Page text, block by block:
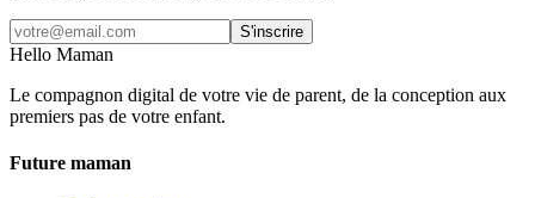
S'inscrire
Hello Maman
Le compagnon digital de votre vie de parent, de la conception aux
premiers pas de votre enfant.
Future maman